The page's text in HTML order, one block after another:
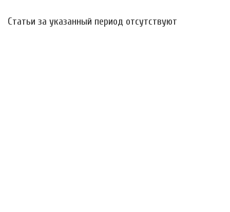
Статьи за указанный период отсутствуют